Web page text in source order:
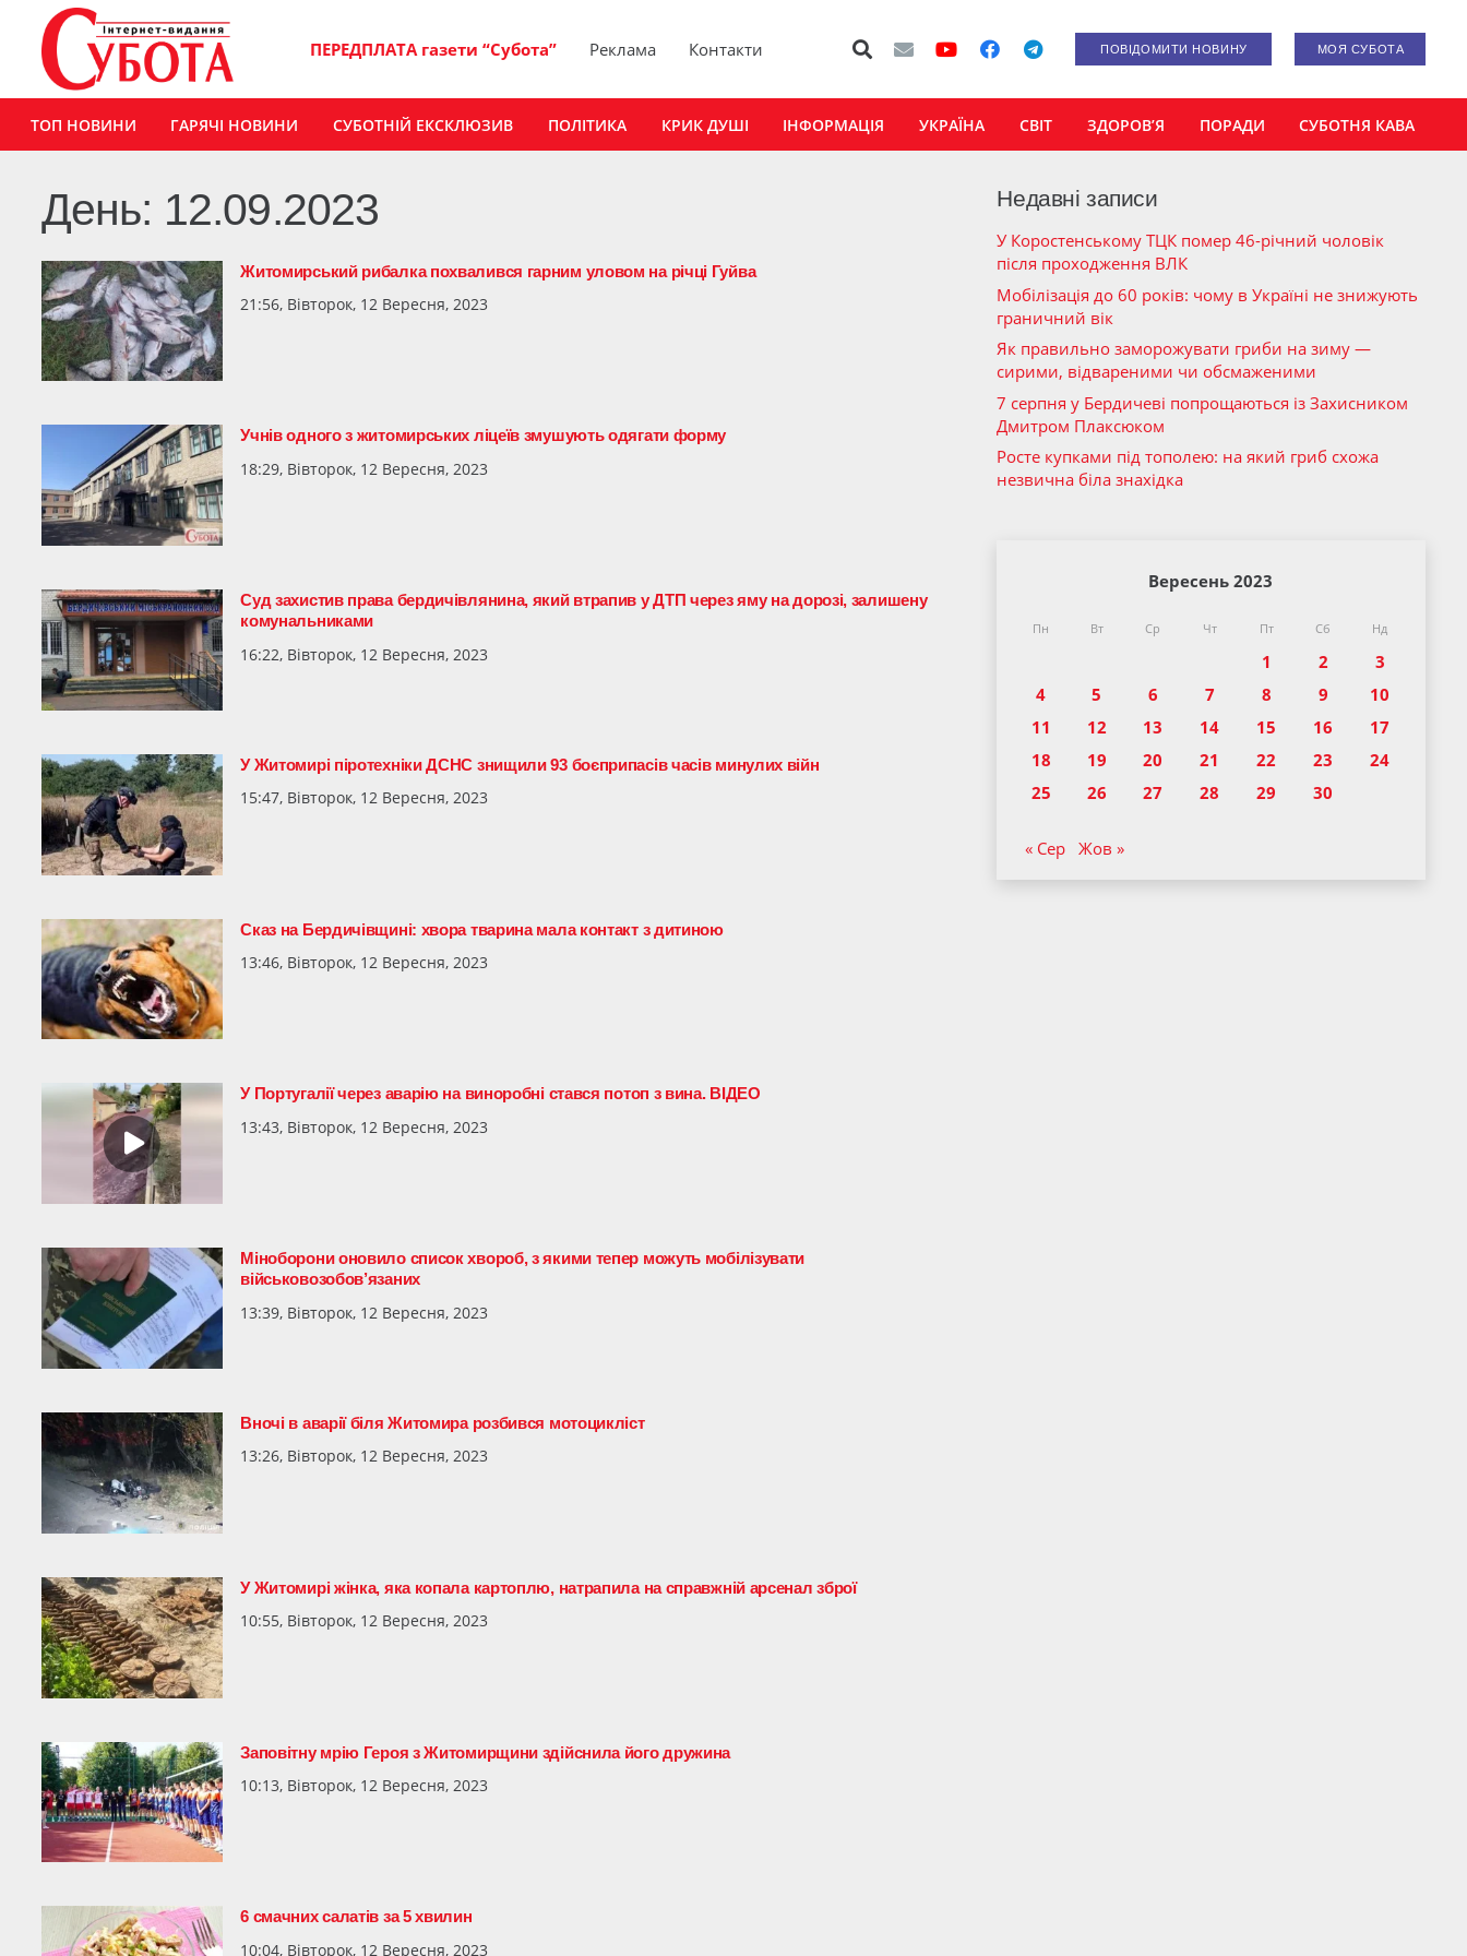
ПЕРЕДПЛАТА газети “Субота” Реклама Контакти ПОВІДОМИТИ НОВИНУ МОЯ СУБОТА
ТОП НОВИНИ ГАРЯЧІ НОВИНИ СУБОТНІЙ ЕКСКЛЮЗИВ ПОЛІТИКА КРИК ДУШІ ІНФОРМАЦІЯ УКРАЇНА СВІТ ЗДОРОВ’Я ПОРАДИ СУБОТНЯ КАВА
День: 12.09.2023
Житомирський рибалка похвалився гарним уловом на річці Гуйва
21:56, Вівторок, 12 Вересня, 2023
Учнів одного з житомирських ліцеїв змушують одягати форму
18:29, Вівторок, 12 Вересня, 2023
Суд захистив права бердичівлянина, який втрапив у ДТП через яму на дорозі, залишену
комунальниками
16:22, Вівторок, 12 Вересня, 2023
У Житомирі піротехніки ДСНС знищили 93 боєприпасів часів минулих війн
15:47, Вівторок, 12 Вересня, 2023
Сказ на Бердичівщині: хвора тварина мала контакт з дитиною
13:46, Вівторок, 12 Вересня, 2023
У Португалії через аварію на виноробні стався потоп з вина. ВІДЕО
13:43, Вівторок, 12 Вересня, 2023
Міноборони оновило список хвороб, з якими тепер можуть мобілізувати
військовозобов’язаних
13:39, Вівторок, 12 Вересня, 2023
Вночі в аварії біля Житомира розбився мотоцикліст
13:26, Вівторок, 12 Вересня, 2023
У Житомирі жінка, яка копала картоплю, натрапила на справжній арсенал зброї
10:55, Вівторок, 12 Вересня, 2023
Заповітну мрію Героя з Житомирщини здійснила його дружина
10:13, Вівторок, 12 Вересня, 2023
6 смачних салатів за 5 хвилин
10:04, Вівторок, 12 Вересня, 2023
Недавні записи
У Коростенському ТЦК помер 46-річний чоловік
після проходження ВЛК
Мобілізація до 60 років: чому в Україні не знижують
граничний вік
Як правильно заморожувати гриби на зиму —
сирими, відвареними чи обсмаженими
7 серпня у Бердичеві попрощаються із Захисником
Дмитром Плаксюком
Росте купками під тополею: на який гриб схожа
незвична біла знахідка
Вересень 2023
Пн Вт Ср Чт Пт Сб Нд
1 2
3
4
5 6 7 8 9
10
11
12 13 14 15 16
17
18
19 20 21 22 23
24
25
26 27 28 29 30
« Сер Жов »